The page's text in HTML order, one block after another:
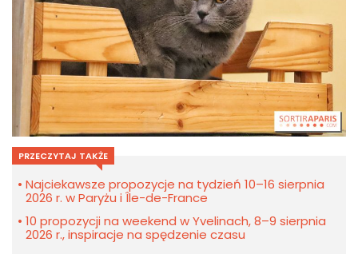
PRZECZYTAJ TAKŻE
Najciekawsze propozycje na tydzień 10–16 sierpnia
2026 r. w Paryżu i Île-de-France
10 propozycji na weekend w Yvelinach, 8–9 sierpnia
2026 r., inspiracje na spędzenie czasu